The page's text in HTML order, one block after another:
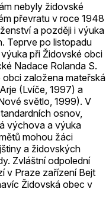
nebyly židovské
převratu v roce 1948
a později i výuka
Teprve po listopadu
při Židovské obci
Nadace Rolanda S.
založena mateřská
(Lvíče, 1997) a
světlo, 1999). V
osnov,
výchova a výuka
mohou žáci
a židovských
Zvláštní odpolední
v Praze zařízení Bejt
Židovská obec v